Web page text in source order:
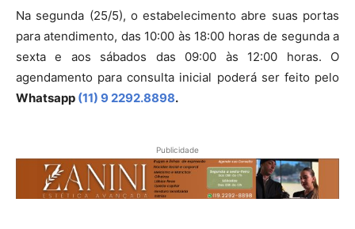
Na segunda (25/5), o estabelecimento abre suas portas
para atendimento, das 10:00 às 18:00 horas de segunda a
sexta e aos sábados das 09:00 às 12:00 horas. O
agendamento para consulta inicial poderá ser feito pelo
Whatsapp (11) 9 2292.8898.
Publicidade